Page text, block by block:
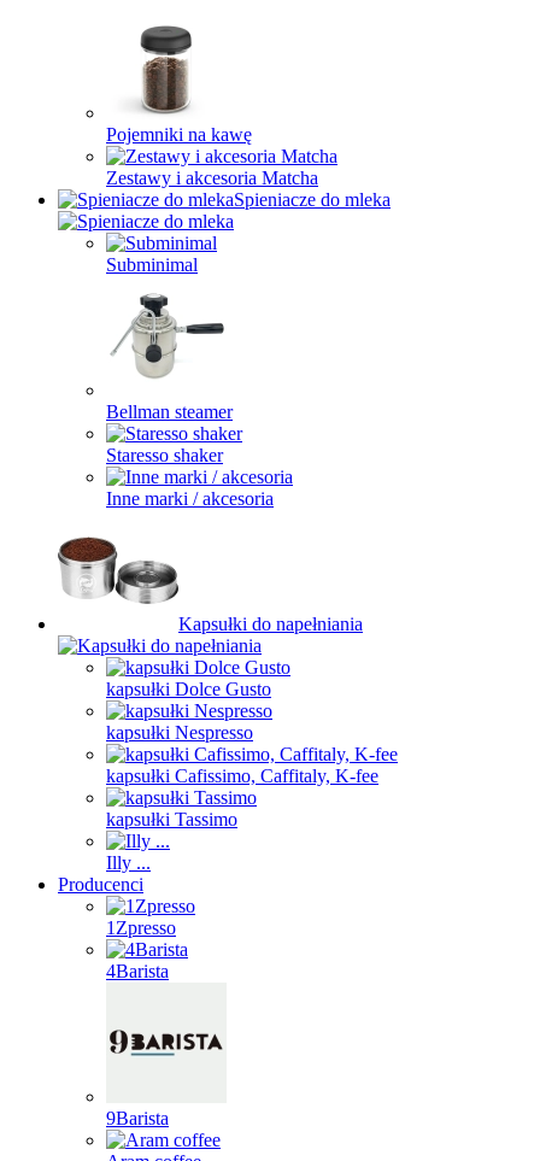
Pojemniki na kawę
Zestawy i akcesoria Matcha
Spieniacze do mleka
Subminimal
Bellman steamer
Staresso shaker
Inne marki / akcesoria
Kapsułki do napełniania
kapsułki Dolce Gusto
kapsułki Nespresso
kapsułki Cafissimo, Caffitaly, K-fee
kapsułki Tassimo
Illy ...
Producenci
1Zpresso
4Barista
9Barista